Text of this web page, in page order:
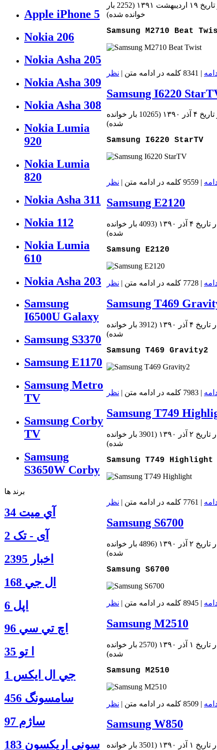
Apple iPhone 5
Nokia 206
Nokia Asha 205
Nokia Asha 309
Nokia Asha 308
Nokia Lumia
920
Nokia Lumia
820
Nokia Asha 311
Nokia 112
Nokia Lumia
610
Nokia Asha 203
Samsung
I6500U Galaxy
Samsung S3370
Samsung E1170
Samsung Metro
TV
Samsung Corby
TV
Samsung
S3650W Corby
برند ها
آي ميت 34
آی - تک 2
اخبار 2395
ال جي 168
اپل 6
اچ تي سي 96
ا‍ تو 35
جي ال ايكس 1
سامسونگ 456
ساژم 97
سوني اريكسون 183
اردیبهشت ۱۳۹۱ (
2252 بار
خوانده شده)
Samsung M2710 Beat
| 8341 کلمه در ادامه متن | نظر
Samsung I6220
۴ آذر ۱۳۹۰ (
10265 بار خوانده
شده)
Samsung I6220 StarTV
| 9559 کلمه در ادامه متن | نظر
Samsung E2120
۴ آذر ۱۳۹۰ (
4093 بار خوانده
شده)
Samsung E2120
| 7728 کلمه در ادامه متن | نظر
Samsung T469
۴ آذر ۱۳۹۰ (
3912 بار خوانده
شده)
Samsung T469 Gravity2
| 7983 کلمه در ادامه متن | نظر
Samsung T749
۲ آذر ۱۳۹۰ (
3901 بار خوانده
شده)
Samsung T749 Highlight
| 7761 کلمه در ادامه متن | نظر
Samsung S6700
۲ آذر ۱۳۹۰ (
4896 بار خوانده
شده)
Samsung S6700
| 8945 کلمه در ادامه متن | نظر
Samsung M2510
۱ آذر ۱۳۹۰ (
2570 بار خوانده
شده)
Samsung M2510
| 8509 کلمه در ادامه متن | نظر
Samsung W850
۱ آذر ۱۳۹۰ ( 3501 بار خوانده